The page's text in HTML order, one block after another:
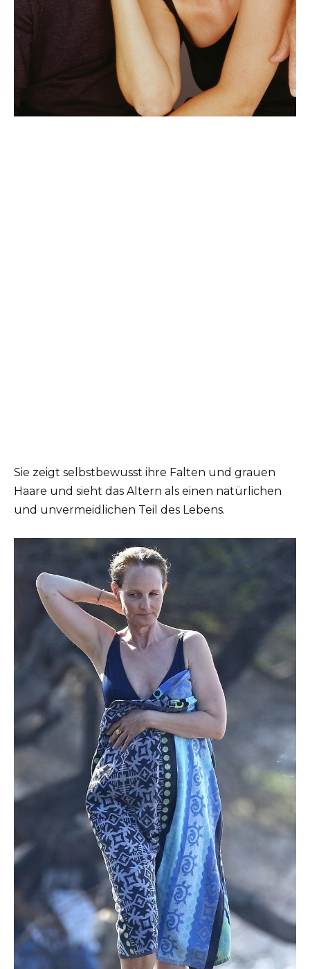
Sie zeigt selbstbewusst ihre Falten und grauen
Haare und sieht das Altern als einen natürlichen
und unvermeidlichen Teil des Lebens.